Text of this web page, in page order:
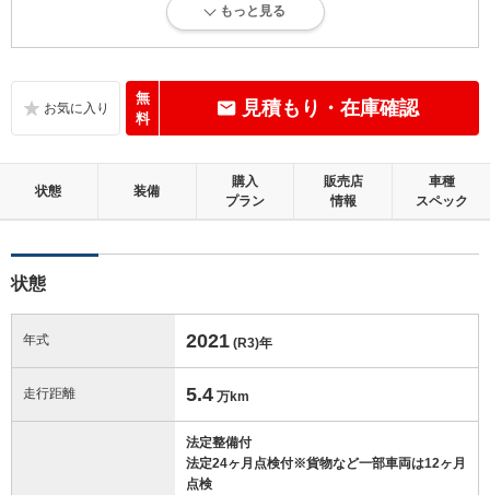
内外装に目立たない軽微なキズ、ヘコミが少し認められますが、良好な
目立たない軽微なダメージはありますが、良好な状態です。
外装：
キズ、ヘコミなどが少なく、あっても目立たない、良好な状態です。
もっと見る
無
料
見積もり・在庫確認
状態 装備
購入
プラン
販売店
情報
車種
スペック
状態
年式 2021 (R3)年
走行距離 5.4 万km
法定整備付
法定24ヶ月点検付※貨物など一部車両は12ヶ月
点検